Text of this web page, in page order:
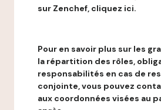
sur Zenchef, cliquez ici.
Pour en savoir plus sur les
la répartition des rôles,
responsabilités en cas de
conjointe, vous pouvez
aux coordonnées visées au